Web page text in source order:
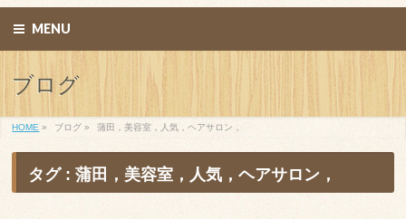
MENU
ブログ
HOME » ブログ » 蒲田，美容室，人気，ヘアサロン，
タグ : 蒲田，美容室，人気，ヘアサロン，